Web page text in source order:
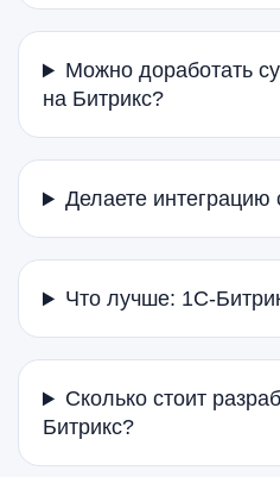
Можно доработать
на Битрикс?
Делаете интеграцию
Что лучше: 1С-
Сколько стоит
Битрикс?